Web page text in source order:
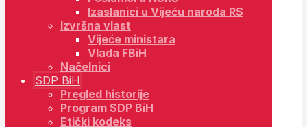
Izaslanici u Vijeću naroda RS
Izvršna vlast
Vijeće ministara
Vlada FBiH
Načelnici
SDP BiH
Pregled historije
Program SDP BiH
Etički kodeks